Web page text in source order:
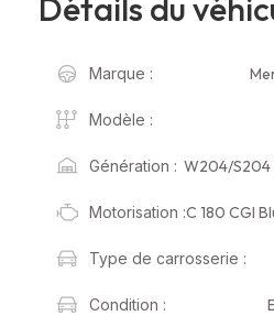
Détails du
Marque :
Modèle :
Génération : W204/
Motorisation :C 180 CGI
Type de carrosserie :
Condition :